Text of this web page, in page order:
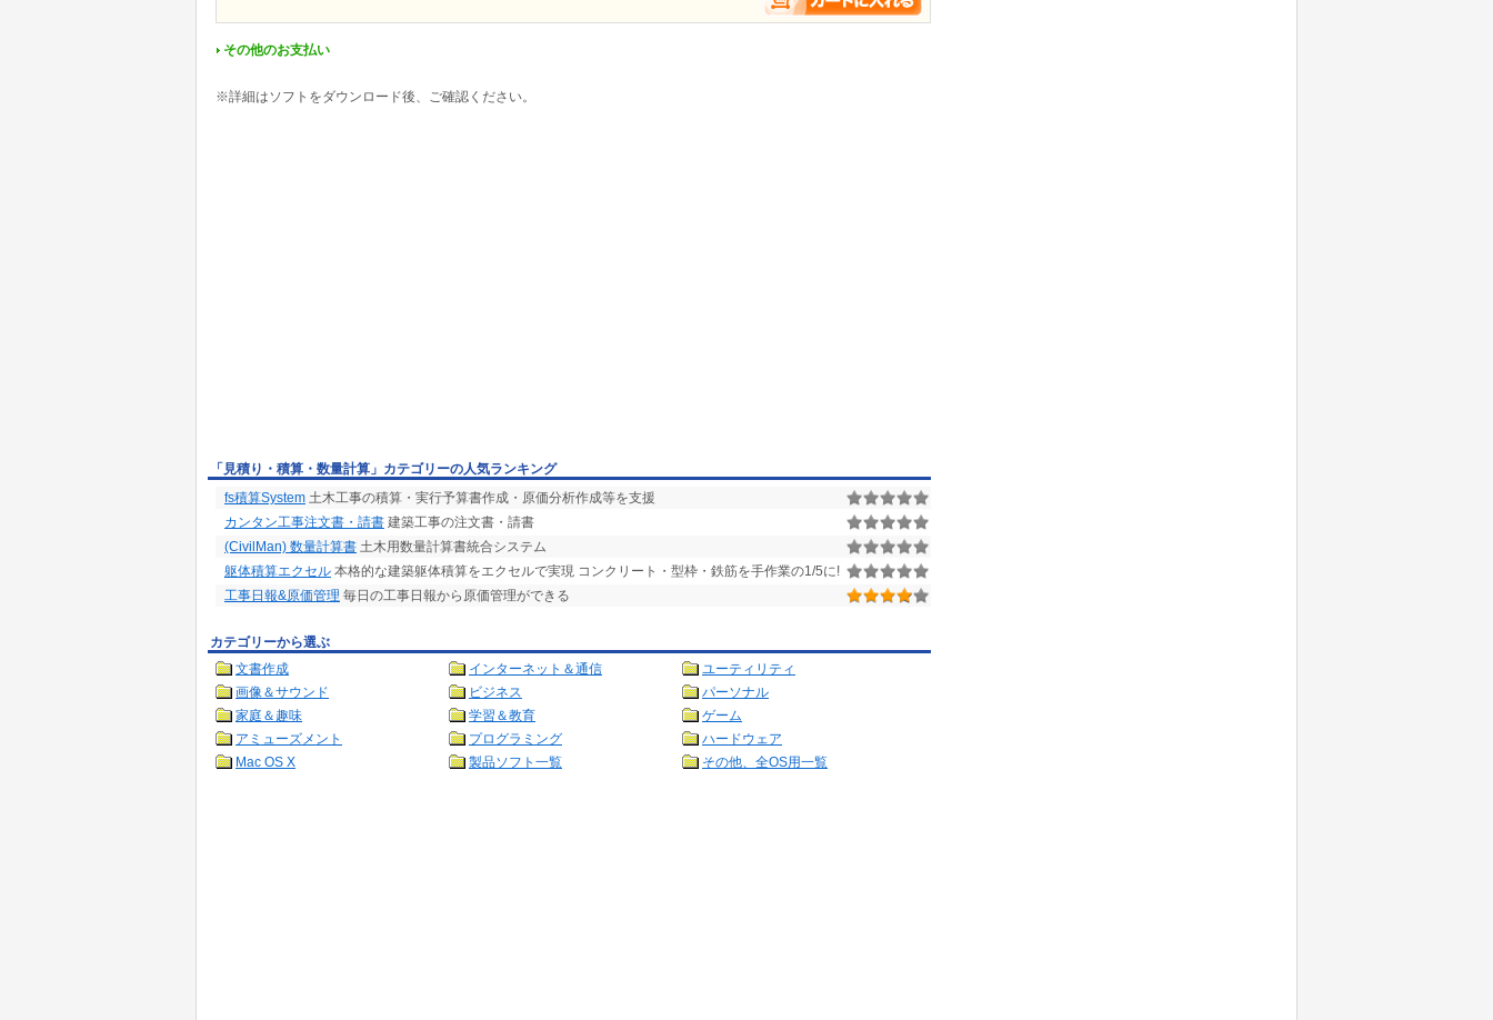
その他のお支払い
※詳細はソフトをダウンロード後、ご確認ください。
「見積り・積算・数量計算」カテゴリーの人気ランキング
fs積算System 土木工事の積算・実行予算書作成・原価分析作成等を支援
カンタン工事注文書・請書 建築工事の注文書・請書
(CivilMan) 数量計算書 土木用数量計算書統合システム
躯体積算エクセル 本格的な建築躯体積算をエクセルで実現 コンクリート・型枠・鉄筋を手作業の1/5に!
工事日報&原価管理 毎日の工事日報から原価管理ができる
カテゴリーから選ぶ
文書作成
インターネット＆通信
ユーティリティ
画像＆サウンド
ビジネス
パーソナル
家庭＆趣味
学習＆教育
ゲーム
アミューズメント
プログラミング
ハードウェア
Mac OS X
製品ソフト一覧 その他、全OS用一覧